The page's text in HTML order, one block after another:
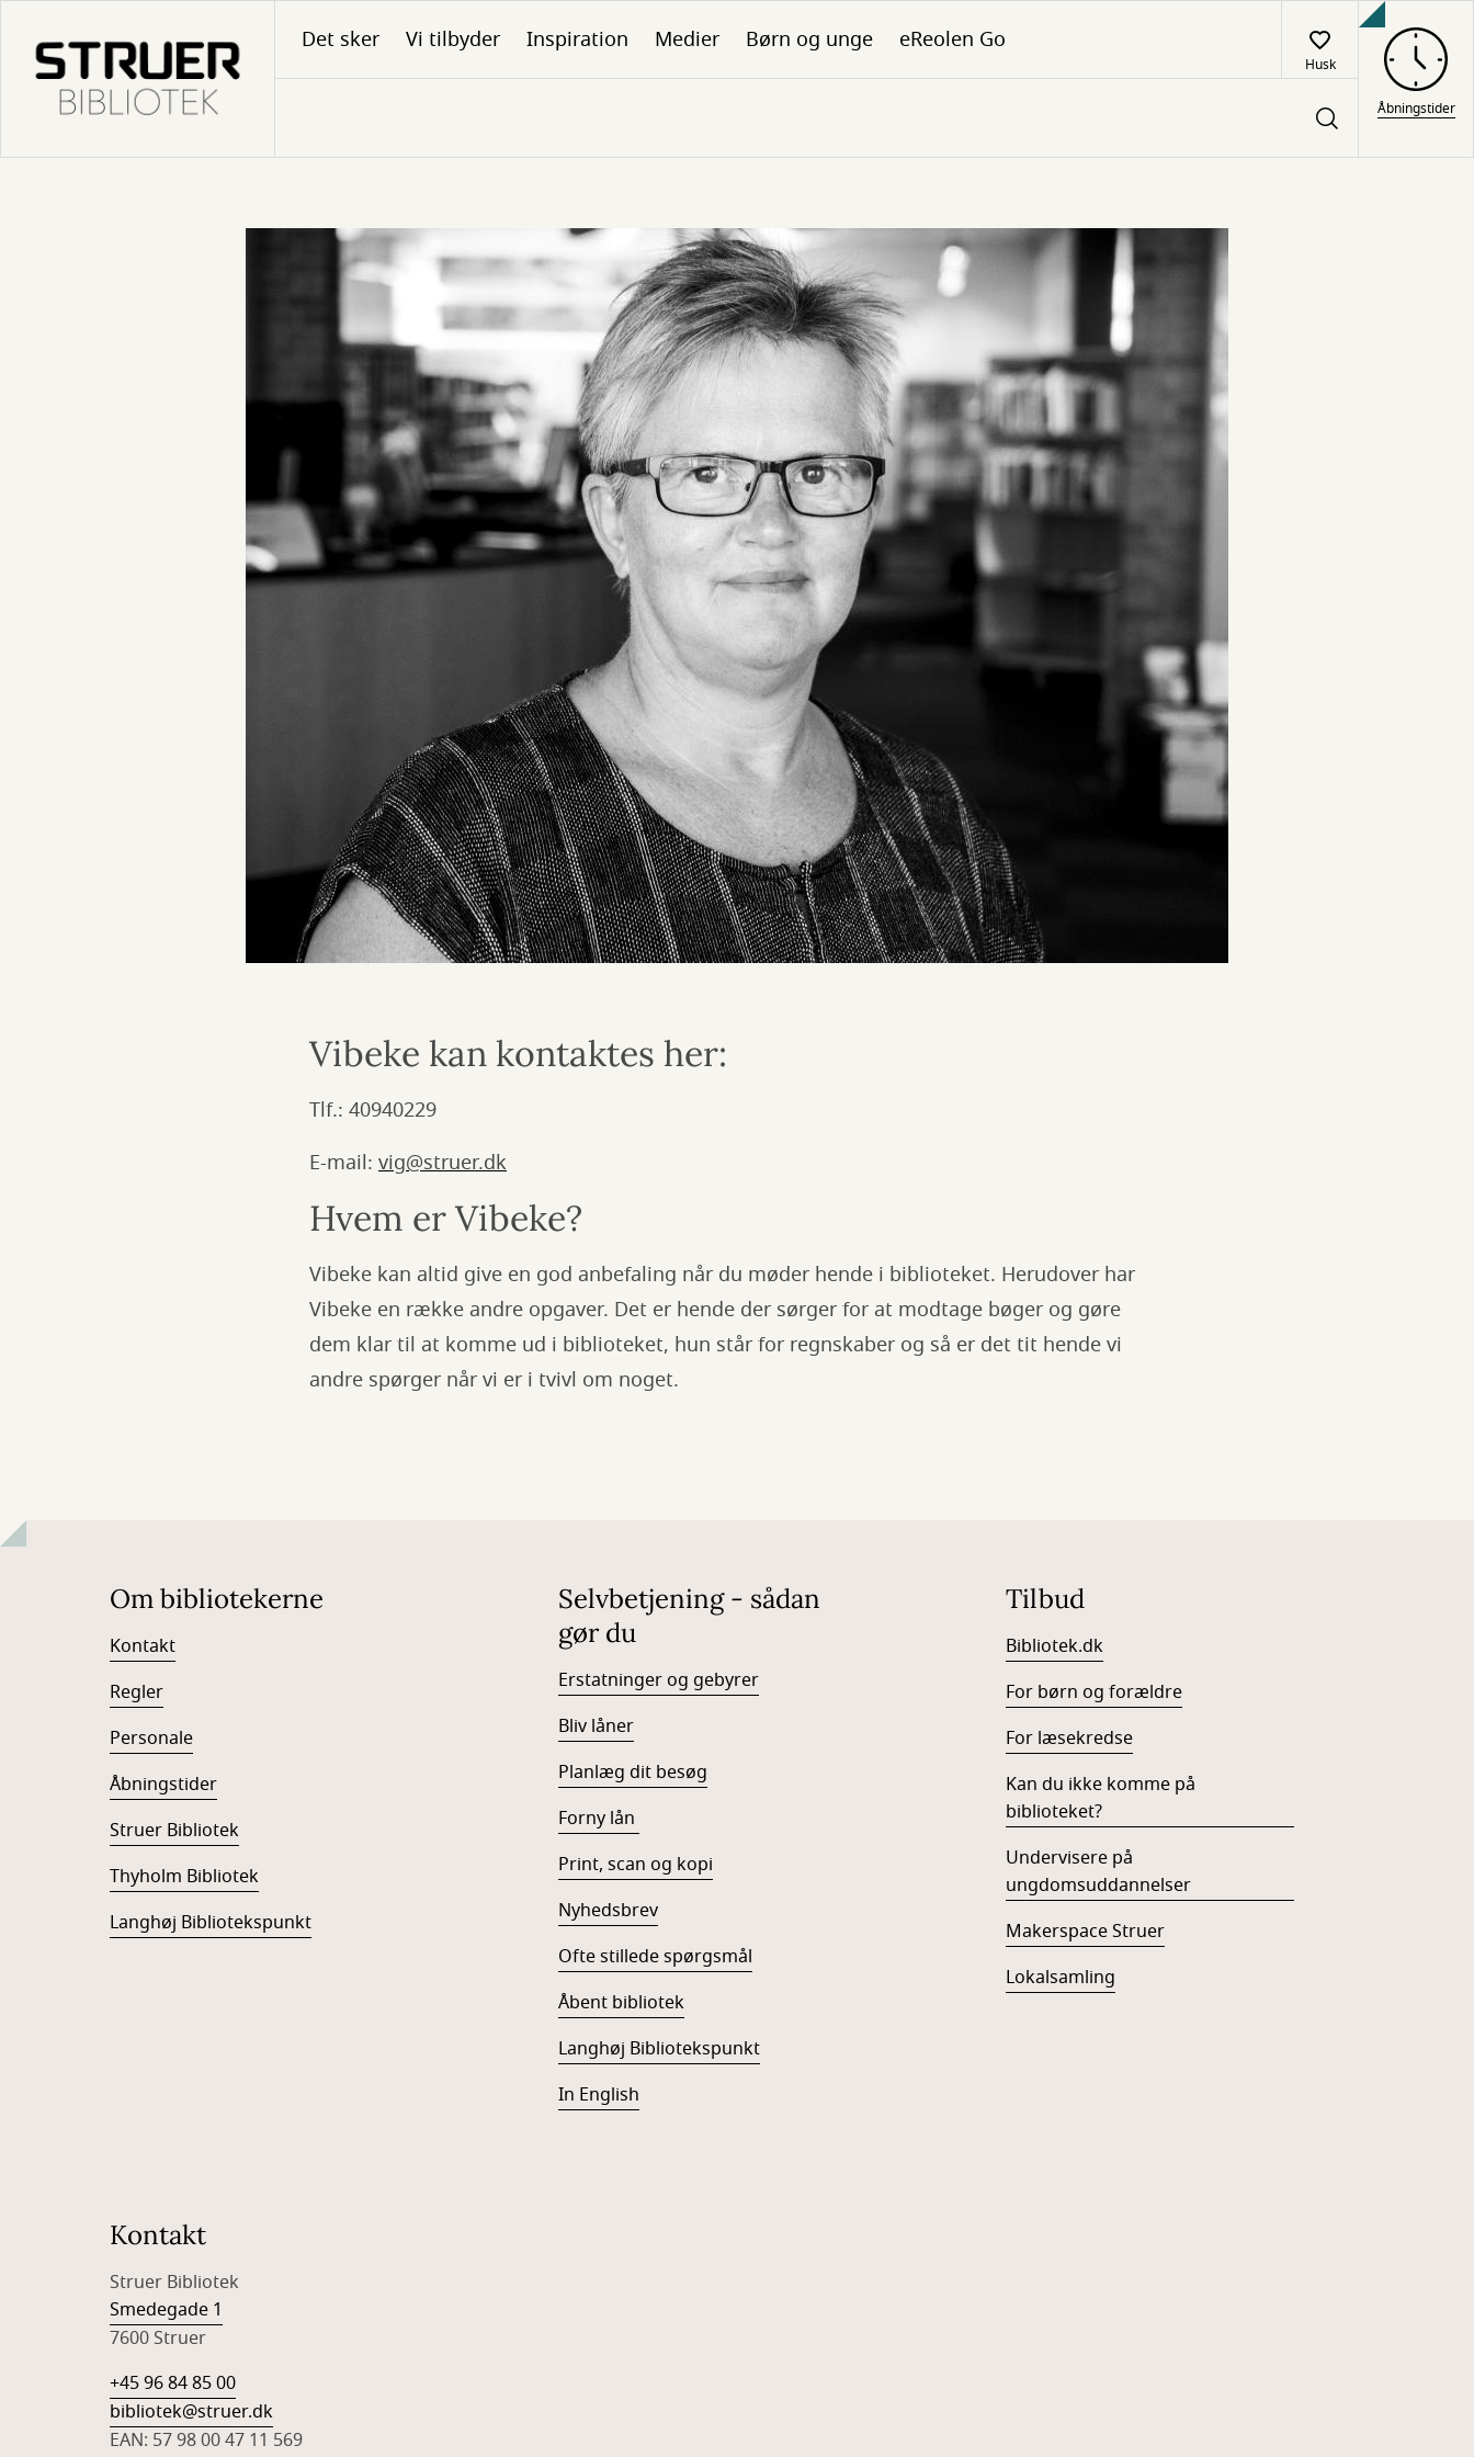
hovedindhold
Det sker Vi tilbyder Inspiration Medier Børn og unge eReolen Go
Husk
Åbningstider
Vibeke kan kontaktes her:
Tlf.: 40940229
E-mail: vig@struer.dk
Hvem er Vibeke?
Vibeke kan altid give en god anbefaling når du møder hende i biblioteket. Herudover har
Vibeke en række andre opgaver. Det er hende der sørger for at modtage bøger og gøre
dem klar til at komme ud i biblioteket, hun står for regnskaber og så er det tit hende vi
andre spørger når vi er i tvivl om noget.
Om bibliotekerne
Kontakt
Regler
Personale
Åbningstider
Struer Bibliotek
Thyholm Bibliotek
Langhøj Bibliotekspunkt
Selvbetjening - sådan
gør du
Erstatninger og gebyrer
Bliv låner
Planlæg dit besøg
Forny lån
Print, scan og kopi
Nyhedsbrev
Ofte stillede spørgsmål
Åbent bibliotek
Langhøj Bibliotekspunkt
In English
Tilbud
Bibliotek.dk
For børn og forældre
For læsekredse
Kan du ikke komme på
biblioteket?
Undervisere på
ungdomsuddannelser
Makerspace Struer
Lokalsamling
Kontakt
Struer Bibliotek
Smedegade 1
7600 Struer
+45 96 84 85 00
bibliotek@struer.dk
EAN: 57 98 00 47 11 569